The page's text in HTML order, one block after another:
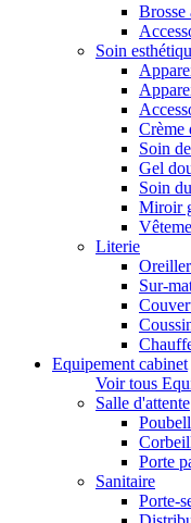
Brosse
Soin
Crème
Soin
Gel
Soin
Miroir
Literie
Oreiller
Sur-
Equipement cabinet
Voir tous
Salle d'attente
Porte
Sanitaire
Porte-